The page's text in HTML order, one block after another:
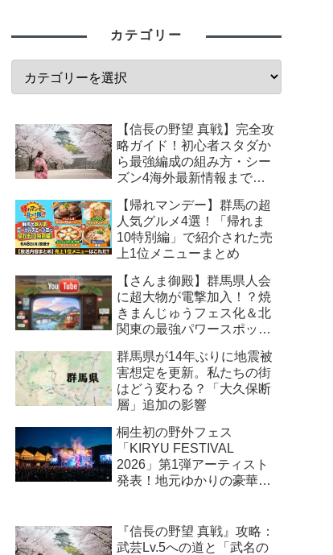
カテゴリー
【信長の野望 真戦】完全攻
略ガイド！初心者スタダか
ら最強編成の組み方・シー
ズン4海外最新情報まで徹
【帰れマンデー】群馬の超
人気グルメ4選！「帰れま
10特別編」で紹介された売
上1位メニューまとめ
【さんま御殿】群馬県人会
に超大物が電撃加入！？焼
きまんじゅうフェス化＆北
関東の最強パワースポット
群馬県が14年ぶりに地震被
害想定を更新。私たちの街
はどう変わる？「大久保断
層」追加の影響
桐生初の野外フェス
「KIRYU FESTIVAL
2026」第1弾アーティスト
発表！地元ゆかりの豪華ユ
『信長の野望 真戦』攻略：
武芸Lv.5への道と「武名の